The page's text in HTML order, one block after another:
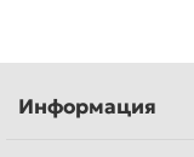
Информация